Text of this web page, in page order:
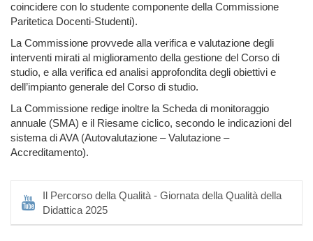
coincidere con lo studente componente della Commissione
Paritetica Docenti-Studenti).
La Commissione provvede alla verifica e valutazione degli
interventi mirati al miglioramento della gestione del Corso di
studio, e alla verifica ed analisi approfondita degli obiettivi e
dell’impianto generale del Corso di studio.
La Commissione redige inoltre la Scheda di monitoraggio
annuale (SMA) e il Riesame ciclico, secondo le indicazioni del
sistema di AVA (Autovalutazione – Valutazione –
Accreditamento).
Il Percorso della Qualità - Giornata della Qualità della
Didattica 2025